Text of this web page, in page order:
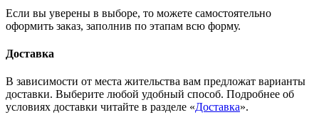
Если вы уверены в выборе, то можете самостоятельно
оформить заказ, заполнив по этапам всю форму.
Доставка
В зависимости от места жительства вам предложат варианты
доставки. Выберите любой удобный способ. Подробнее об
условиях доставки читайте в разделе «Доставка».